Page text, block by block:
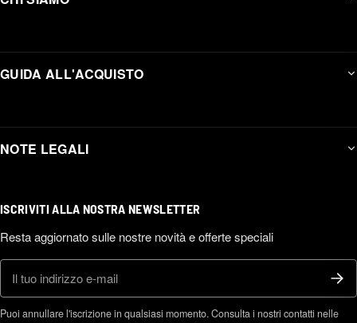
GUIDA ALL'ACQUISTO
NOTE LEGALI
ISCRIVITI ALLA NOSTRA NEWSLETTER
Resta aggiornato sulle nostre novità e offerte speciali
Puoi annullare l'iscrizione in qualsiasi momento. Consulta i nostri contatti nelle